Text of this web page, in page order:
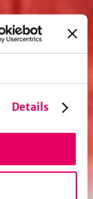
Details